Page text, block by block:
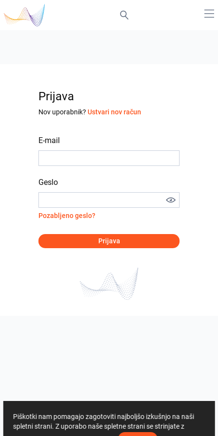
Prijava
Nov uporabnik? Ustvari nov račun
E-mail
Geslo
Pozabljeno geslo?
Prijava
Piškotki nam pomagajo zagotoviti najboljšo izkušnjo na naši
spletni strani. Z uporabo naše spletne strani se strinjate z